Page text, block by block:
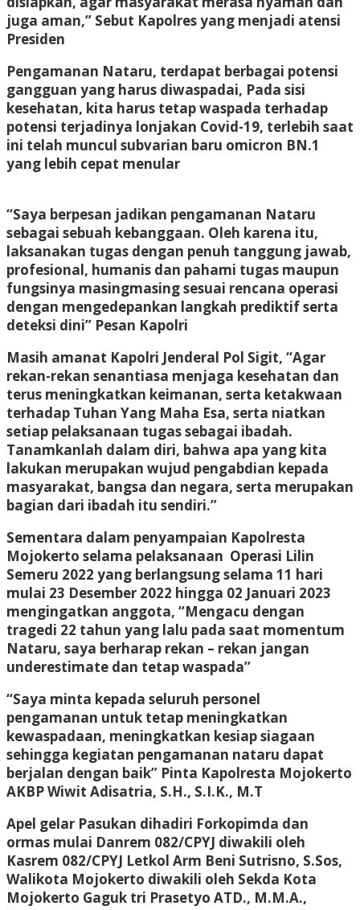
juga aman,” Sebut Kapolres yang menjadi atensi
Presiden
Pengamanan Nataru, terdapat berbagai potensi
gangguan yang harus diwaspadai, Pada sisi
kesehatan, kita harus tetap waspada terhadap
potensi terjadinya lonjakan Covid-19, terlebih saat
ini telah muncul subvarian baru omicron BN.1
yang lebih cepat menular
“Saya berpesan jadikan pengamanan Nataru
sebagai sebuah kebanggaan. Oleh karena itu,
laksanakan tugas dengan penuh tanggung jawab,
profesional, humanis dan pahami tugas maupun
fungsinya masingmasing sesuai rencana operasi
dengan mengedepankan langkah prediktif serta
deteksi dini” Pesan Kapolri
Masih amanat Kapolri Jenderal Pol Sigit, “Agar
rekan-rekan senantiasa menjaga kesehatan dan
terus meningkatkan keimanan, serta ketakwaan
terhadap Tuhan Yang Maha Esa, serta niatkan
setiap pelaksanaan tugas sebagai ibadah.
Tanamkanlah dalam diri, bahwa apa yang kita
lakukan merupakan wujud pengabdian kepada
masyarakat, bangsa dan negara, serta merupakan
bagian dari ibadah itu sendiri.”
Sementara dalam penyampaian Kapolresta
Mojokerto selama pelaksanaan Operasi Lilin
Semeru 2022 yang berlangsung selama 11 hari
mulai 23 Desember 2022 hingga 02 Januari 2023
mengingatkan anggota, “Mengacu dengan
tragedi 22 tahun yang lalu pada saat momentum
Nataru, saya berharap rekan – rekan jangan
underestimate dan tetap waspada”
“Saya minta kepada seluruh personel
pengamanan untuk tetap meningkatkan
kewaspadaan, meningkatkan kesiap siagaan
sehingga kegiatan pengamanan nataru dapat
berjalan dengan baik” Pinta Kapolresta Mojokerto
AKBP Wiwit Adisatria, S.H., S.I.K., M.T
Apel gelar Pasukan dihadiri Forkopimda dan
ormas mulai Danrem 082/CPYJ diwakili oleh
Kasrem 082/CPYJ Letkol Arm Beni Sutrisno, S.Sos,
Walikota Mojokerto diwakili oleh Sekda Kota
Mojokerto Gaguk tri Prasetyo ATD., M.M.A.,